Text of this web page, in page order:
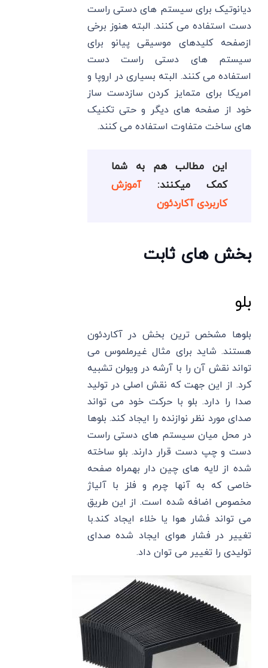
دیانوتیک برای سیستم های دستی راست
دست استفاده می کنند. البته هنوز برخی
ازصفحه کلیدهای موسیقی پیانو برای
سیستم های دستی راست دست
استفاده می کنند. البته بسیاری در اروپا و
امریکا برای متمایز کردن سازدست ساز
خود از صفحه های دیگر و حتی تکنیک
های ساخت متفاوت استفاده می کنند.
این مطالب هم به شما
کمک میکنند:آموزش
کاربردی آکاردئون
بخش های ثابت
بلو
بلوها مشخص ترین بخش در آکاردئون
هستند. شاید برای مثال غیرملموس می
تواند نقش آن را با آرشه در ویولن تشبیه
کرد. از این جهت که نقش اصلی در تولید
صدا را دارد. بلو با حرکت خود می تواند
صدای مورد نظر نوازنده را ایجاد کند. بلوها
در محل میان سیستم های دستی راست
دست و چپ دست قرار دارند. بلو ساخته
شده از لایه های چین دار بهمراه صفحه
خاصی که به آنها چرم و فلز با آلیاژ
مخصوص اضافه شده است. از این طریق
می تواند فشار هوا یا خلاء ایجاد کند.با
تغییر در فشار هوای ایجاد شده صدای
تولیدی را تغییر می توان داد.